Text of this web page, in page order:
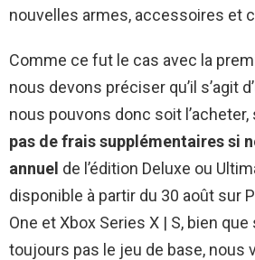
nouvelles armes, accessoires et
Comme ce fut le cas avec la
nous devons préciser qu’il s’agit
nous pouvons donc soit
pas de frais supplémentaires si
annuel de l’édition Deluxe ou
disponible à partir du 30 août sur
One et Xbox Series X | S, bien que
toujours pas le jeu de base, nous